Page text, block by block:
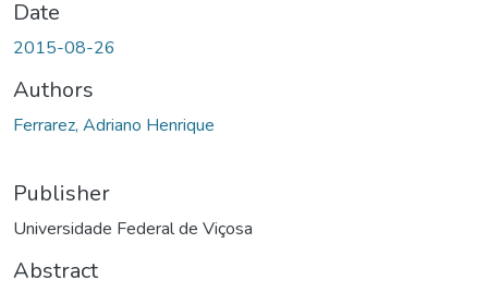
Date
2015-08-26
Authors
Ferrarez, Adriano Henrique
Publisher
Universidade Federal de Viçosa
Abstract